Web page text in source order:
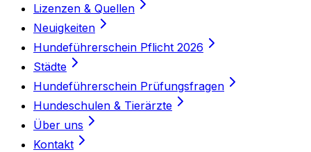
Lizenzen & Quellen
Neuigkeiten
Hundeführerschein Pflicht 2026
Städte
Hundeführerschein Prüfungsfragen
Hundeschulen & Tierärzte
Über uns
Kontakt